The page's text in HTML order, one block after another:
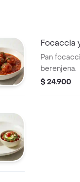
Focaccia
Pan
berenjena.
$ 24.900